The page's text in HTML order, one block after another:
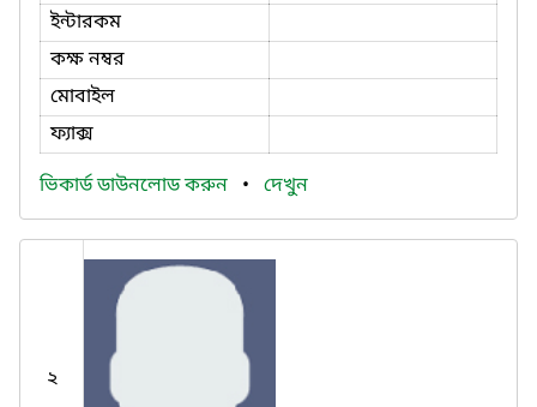
ইন্টারকম
কক্ষ নম্বর
মোবাইল
ফ্যাক্স
ভিকার্ড ডাউনলোড করুন • দেখুন
২